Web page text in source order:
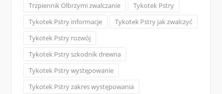
Trzpiennik Olbrzymi zwalczanie
Tykotek Pstry
Tykotek Pstry informacje
Tykotek Pstry jak zwalczyć
Tykotek Pstry rozwój
Tykotek Pstry szkodnik drewna
Tykotek Pstry występowanie
Tykotek Pstry zakres występowania